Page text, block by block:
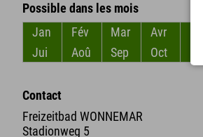
Possible dans les mois
Jan
Fév Mar Avr
Jui
Aoû Sep Oct
Contact
Freizeitbad WONNEMAR
Stadionweg 5